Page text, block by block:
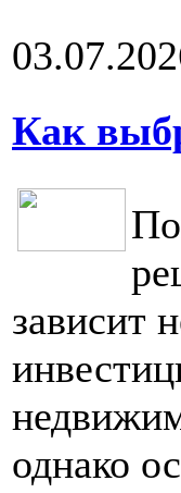
Как
зависит
однако